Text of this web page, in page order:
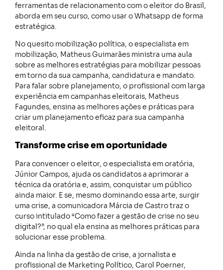
ferramentas de relacionamento com o eleitor do Brasil,
aborda em seu curso, como usar o Whatsapp de forma
estratégica.
No quesito mobilização política, o especialista em
mobilização, Matheus Guimarães ministra uma aula
sobre as melhores estratégias para mobilizar pessoas
em torno da sua campanha, candidatura e mandato.
Para falar sobre planejamento, o profissional com larga
experiência em campanhas eleitorais, Matheus
Fagundes, ensina as melhores ações e práticas para
criar um planejamento eficaz para sua campanha
eleitoral.
Transforme crise em oportunidade
Para convencer o eleitor, o especialista em oratória,
Júnior Campos, ajuda os candidatos a aprimorar a
técnica da oratória e, assim, conquistar um público
ainda maior. E se, mesmo dominando essa arte, surgir
uma crise, a comunicadora Márcia de Castro traz o
curso intitulado “Como fazer a gestão de crise no seu
digital?”, no qual ela ensina as melhores práticas para
solucionar esse problema.
Ainda na linha da gestão de crise, a jornalista e
profissional de Marketing Político, Carol Poerner,